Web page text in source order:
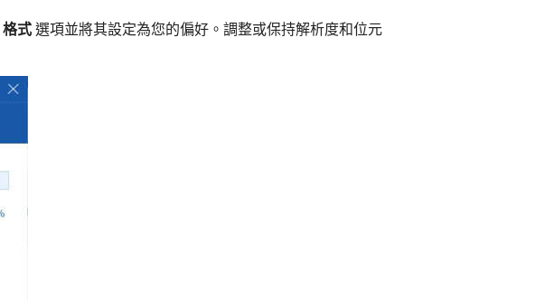
格式選項並將其設定為您的偏好。調整或保持解析度和位元